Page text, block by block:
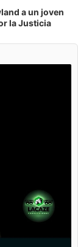
a un joven
la Justicia